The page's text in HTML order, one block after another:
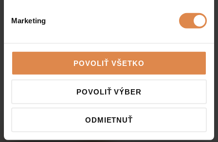
Marketing
POVOLIŤ VŠETKO
POVOLIŤ VÝBER
ODMIETNUŤ